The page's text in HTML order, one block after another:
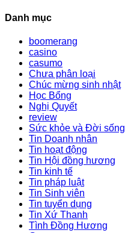
Danh mục
boomerang
casino
casumo
Chưa phân loại
Chúc mừng sinh nhật
Học Bổng
Nghị Quyết
review
Sức khỏe và Đời sống
Tin Doanh nhân
Tin hoạt động
Tin Hội đồng hương
Tin kinh tế
Tin pháp luật
Tin Sinh viên
Tin tuyển dụng
Tin Xứ Thanh
Tình Đồng Hương